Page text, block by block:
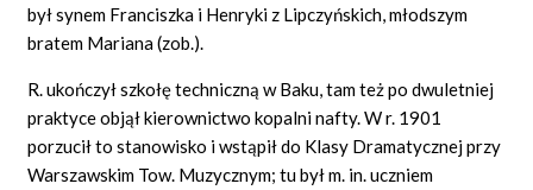
GRAF POWIĄZAŃ
Mapa
był synem Franciszka i Henryki z Lipczyńskich, młodszym
bratem Mariana (zob.).
R. ukończył szkołę techniczną w Baku, tam też po dwuletniej
praktyce objął kierownictwo kopalni nafty. W r. 1901
porzucił to stanowisko i wstąpił do Klasy Dramatycznej przy
Warszawskim Tow. Muzycznym; tu był m. in. uczniem